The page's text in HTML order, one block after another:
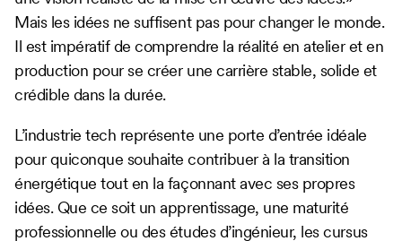
Mais les idées ne suffisent pas pour changer le monde.
Il est impératif de comprendre la réalité en atelier et en
production pour se créer une carrière stable, solide et
crédible dans la durée.
L’industrie tech représente une porte d’entrée idéale
pour quiconque souhaite contribuer à la transition
énergétique tout en la façonnant avec ses propres
idées. Que ce soit un apprentissage, une maturité
professionnelle ou des études d’ingénieur, les cursus